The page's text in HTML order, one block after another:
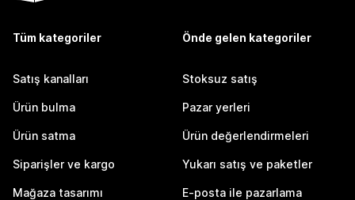
Tüm kategoriler
Satış kanalları
Ürün bulma
Ürün satma
Siparişler ve kargo
Mağaza tasarımı
Önde gelen kategoriler
Stoksuz satış
Pazar yerleri
Ürün değerlendirmeleri
Yukarı satış ve paketler
E-posta ile pazarlama